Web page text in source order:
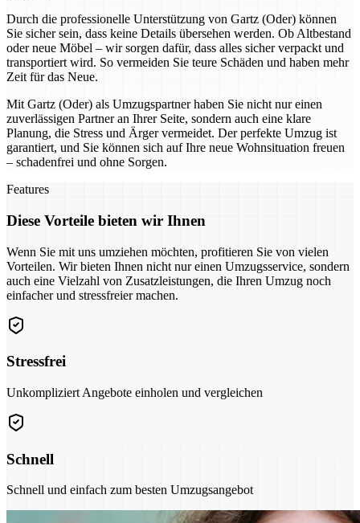
Durch die professionelle Unterstützung von Gartz (Oder) können
Sie sicher sein, dass keine Details übersehen werden. Ob Altbestand
oder neue Möbel – wir sorgen dafür, dass alles sicher verpackt und
transportiert wird. So vermeiden Sie teure Schäden und haben mehr
Zeit für das Neue.
Mit Gartz (Oder) als Umzugspartner haben Sie nicht nur einen
zuverlässigen Partner an Ihrer Seite, sondern auch eine klare
Planung, die Stress und Ärger vermeidet. Der perfekte Umzug ist
garantiert, und Sie können sich auf Ihre neue Wohnsituation freuen
– schadenfrei und ohne Sorgen.
Features
Diese Vorteile bieten wir Ihnen
Wenn Sie mit uns umziehen möchten, profitieren Sie von vielen
Vorteilen. Wir bieten Ihnen nicht nur einen Umzugsservice, sondern
auch eine Vielzahl von Zusatzleistungen, die Ihren Umzug noch
einfacher und stressfreier machen.
Stressfrei
Unkompliziert Angebote einholen und vergleichen
Schnell
Schnell und einfach zum besten Umzugsangebot